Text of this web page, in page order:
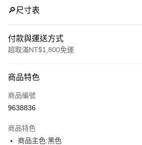
🔎尺寸表
付款與運送方式
超取滿NT$1,800免運
信用卡一次付款
LINE Pay
街口支付
商品特色
商品編號
9638836
商品特色
商品主色:黑色